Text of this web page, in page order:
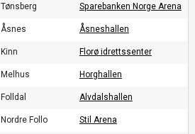
Tønsberg Sparebanken Norge Arena
Åsnes Åsneshallen
Kinn Florø idrettssenter
Melhus Horghallen
Folldal Alvdalshallen
Nordre Follo Stil Arena